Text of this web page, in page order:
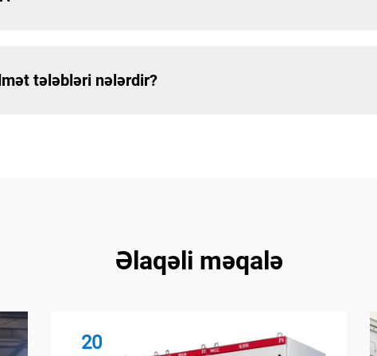
tələbləri nələrdir?
Əlaqəli məqalə
20